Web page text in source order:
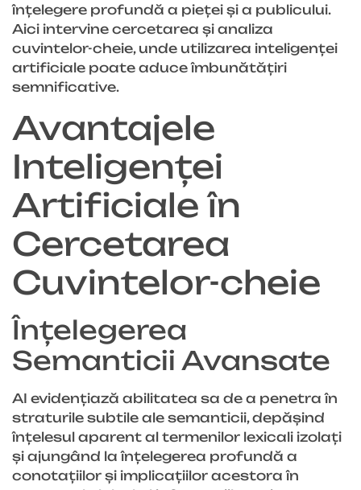
înțelegere profundă a pieței și a publicului.
Aici intervine cercetarea și analiza
cuvintelor-cheie, unde utilizarea inteligenței
artificiale poate aduce îmbunătățiri
semnificative.
Avantajele
Inteligenței
Artificiale în
Cercetarea
Cuvintelor-cheie
Înțelegerea
Semanticii Avansate
AI evidențiază abilitatea sa de a penetra în
straturile subtile ale semanticii, depășind
înțelesul aparent al termenilor lexicali izolați
și ajungând la înțelegerea profundă a
conotațiilor și implicațiilor acestora în